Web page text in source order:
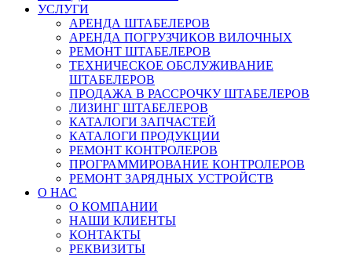
УСЛУГИ
АРЕНДА ШТАБЕЛЕРОВ
АРЕНДА ПОГРУЗЧИКОВ ВИЛОЧНЫХ
РЕМОНТ ШТАБЕЛЕРОВ
ТЕХНИЧЕСКОЕ ОБСЛУЖИВАНИЕ
ШТАБЕЛЕРОВ
ПРОДАЖА В РАССРОЧКУ ШТАБЕЛЕРОВ
ЛИЗИНГ ШТАБЕЛЕРОВ
КАТАЛОГИ ЗАПЧАСТЕЙ
КАТАЛОГИ ПРОДУКЦИИ
РЕМОНТ КОНТРОЛЕРОВ
ПРОГРАММИРОВАНИЕ КОНТРОЛЕРОВ
РЕМОНТ ЗАРЯДНЫХ УСТРОЙСТВ
О НАС
О КОМПАНИИ
НАШИ КЛИЕНТЫ
КОНТАКТЫ
РЕКВИЗИТЫ